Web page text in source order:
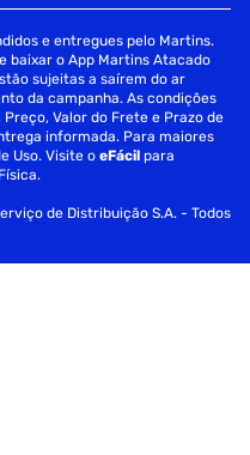
e entregues pelo Martins.
baixar o App Martins Atacado
sujeitas a saírem do ar
da campanha. As condições
Valor do Frete e Prazo de
informada. Para maiores
Uso. Visite oeFácil para
de Distribuição S.A. - Todos